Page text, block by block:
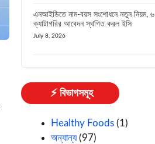
এনআইডিতে নাম-বয়স সংশোধনে নতুন নিয়ম, ৬
ক্যাটাগরির আবেদন স্থগিত করল ইসি
July 8, 2026
⚡ বিভাগসমূহ
Healthy Foods (1)
অন্যান্য(97)